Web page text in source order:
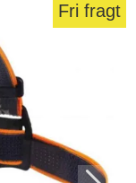
Fri fragt